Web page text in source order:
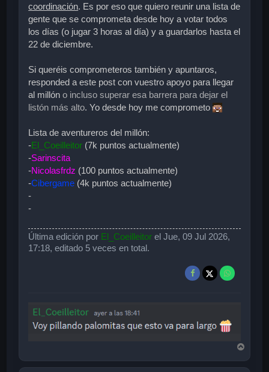
coordinación. Es por eso que quiero reunir una lista de
gente que se comprometa desde hoy a votar todos
los días (o jugar 3 horas al día) y a guardarlos hasta el
22 de diciembre.
Si queréis comprometeros también y apuntaros,
responded a este post con vuestro apoyo para llegar
al millóno incluso superar esa barrera para dejar el
listón más alto. Yo desde hoy me comprometo
Lista de aventureros del millón:
-El_Coeilleitor (7k puntos actualmente)
-Sarinscita
-Nicolasfrdz (100 puntos actualmente)
-Cibergame (4k puntos actualmente)
-
-
Última edición por El_Coeilleitor el Jue, 09 Jul 2026,
17:18, editado 5 veces en total.
r